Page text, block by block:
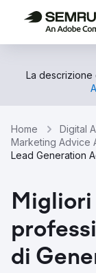
La descrizione
Home Digital
Marketing Advice
Lead Generation
Migliori
di